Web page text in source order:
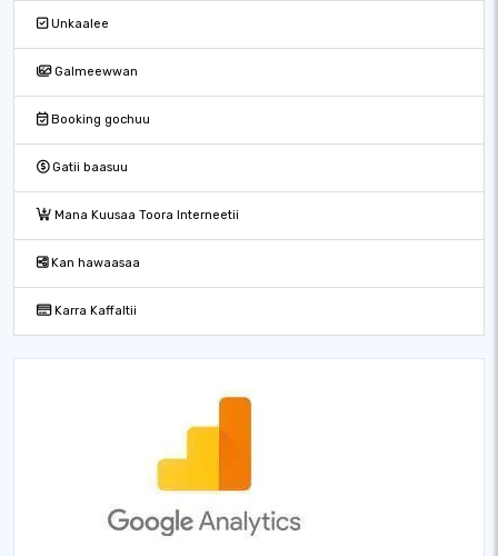
Unkaalee
Galmeewwan
Booking gochuu
Gatii baasuu
Mana Kuusaa Toora Interneetii
Kan hawaasaa
Karra Kaffaltii